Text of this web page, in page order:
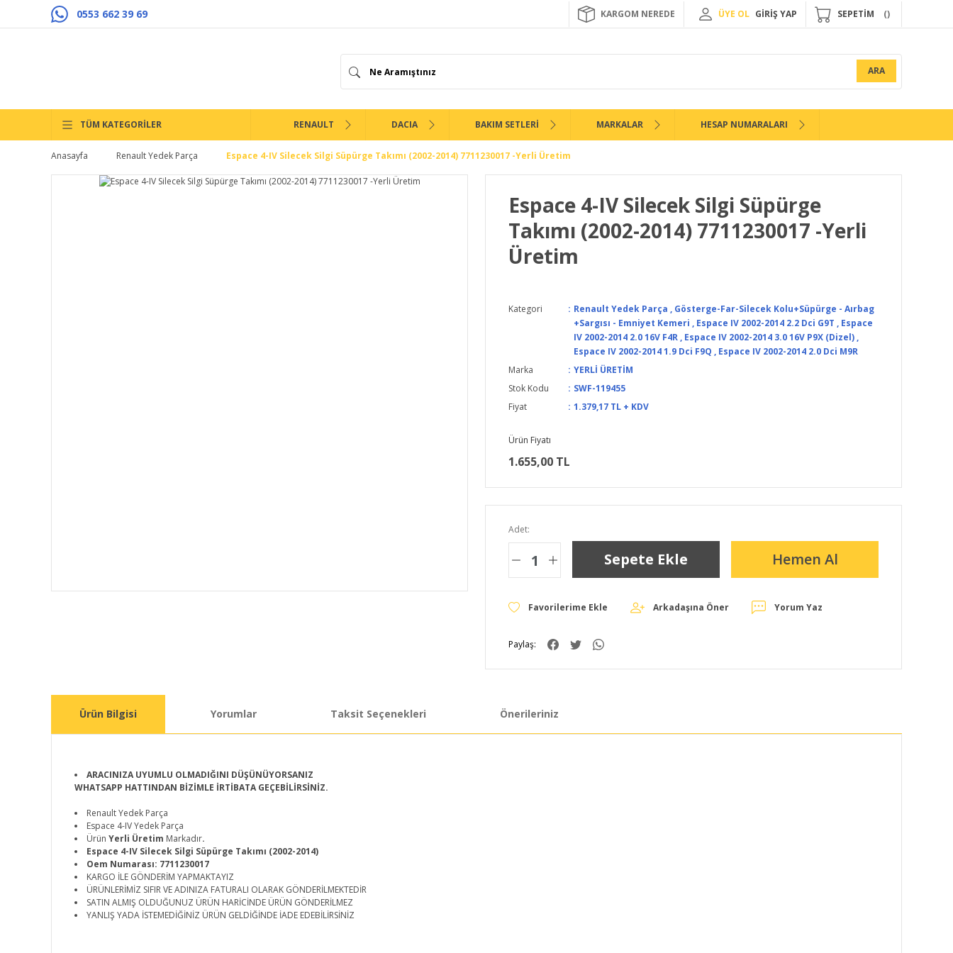
0553 662 39 69 KARGOM NEREDE ÜYE OL GİRİŞ YAP SEPETİM
ARA
TÜM KATEGORİLER RENAULT DACIA BAKIM SETLERİ MARKALAR HESAP NUMARALARI
Anasayfa Renault Yedek Parça Espace 4-IV Silecek Silgi Süpürge Takımı (2002-2014) 7711230017 -Yerli Üretim
Espace 4-IV Silecek Silgi Süpürge
Takımı (2002-2014) 7711230017 -Yerli
Üretim
Kategori Renault Yedek Parça , Gösterge-Far-Silecek Kolu+Süpürge - Aırbag
+Sargısı - Emniyet Kemeri , Espace IV 2002-2014 2.2 Dci G9T , Espace
IV 2002-2014 2.0 16V F4R , Espace IV 2002-2014 3.0 16V P9X (Dizel) ,
Espace IV 2002-2014 1.9 Dci F9Q , Espace IV 2002-2014 2.0 Dci M9R
Marka
YERLİ ÜRETİM
Stok Kodu
SWF-119455
Fiyat
1.379,17 TL + KDV
Ürün Fiyatı
1.655,00 TL
Adet:
Sepete Ekle Hemen Al
Arkadaşına Öner Yorum Yaz
Paylaş:
Ürün Bilgisi Yorumlar Taksit Seçenekleri Önerileriniz
ARACINIZA UYUMLU OLMADIĞINI DÜŞÜNÜYORSANIZ
WHATSAPP HATTINDAN BİZİMLE İRTİBATA GEÇEBİLİRSİNİZ.
Renault Yedek Parça
Espace 4-IV Yedek Parça
Ürün Yerli Üretim Markadır.
Espace 4-IV Silecek Silgi Süpürge Takımı (2002-2014)
Oem Numarası: 7711230017
KARGO İLE GÖNDERİM YAPMAKTAYIZ
ÜRÜNLERİMİZ SIFIR VE ADINIZA FATURALI OLARAK GÖNDERİLMEKTEDİR
SATIN ALMIŞ OLDUĞUNUZ ÜRÜN HARİCİNDE ÜRÜN GÖNDERİLMEZ
YANLIŞ YADA İSTEMEDİĞİNİZ ÜRÜN GELDİĞİNDE İADE EDEBİLİRSİNİZ